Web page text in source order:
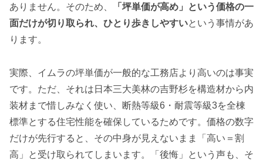
ありません。そのため、
「坪単価が高め」という価格の一
面だけが切り取られ、ひとり歩きしやすいという事情があ
ります。
実際、イムラの坪単価が一般的な工務店より高いのは事実
です。ただ、それは日本三大美林の吉野杉を構造材から内
装材まで惜しみなく使い、断熱等級6・耐震等級3を全棟
標準とする住宅性能を確保しているためです。価格の数字
だけが先行すると、その中身が見えないまま「高い＝割
高」と受け取られてしまいます。「後悔」という声も、そ